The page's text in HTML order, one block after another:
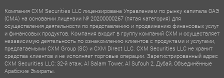
Компания CXM Securities LLC лицензирована Управлением по рынку капитала ОАЭ
(CMA) на основании лицензии № 20200000267 (пятая категория) для
осуществления деятельности по представлению и продвижению финансовых услуг
и финансовых продуктов. Компания входит в группу компаний CXM и осуществляет
независимую деятельность по ознакомлению клиентов с продуктами и услугами,
предлагаемыми CXM Group (SC) и CXM Direct LLC. CXM Securities LLC не хранит
средства клиентов и не исполняет торговые операции. Зарегистрированный адрес
CXM Securities LLC: 32-й этаж, Al Salam Tower, Al Sufouh 2, Дубай, Объединённые
Арабские Эмираты.